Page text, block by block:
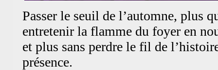
Passer le seuil de l’automne, plus
entretenir la flamme du foyer en
et plus sans perdre le fil de
présence.